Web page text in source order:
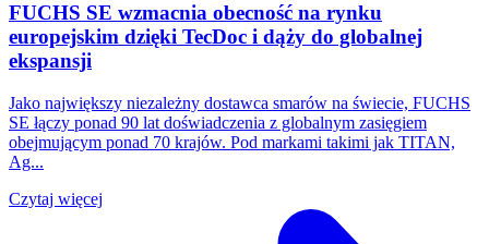
FUCHS SE wzmacnia obecność na rynku
europejskim dzięki TecDoc i dąży do globalnej
ekspansji
Jako największy niezależny dostawca smarów na świecie, FUCHS
SE łączy ponad 90 lat doświadczenia z globalnym zasięgiem
obejmującym ponad 70 krajów. Pod markami takimi jak TITAN,
Ag...
Czytaj więcej